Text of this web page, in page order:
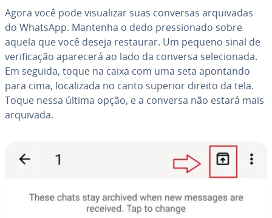
Agora você pode vi­su­a­li­zar suas conversas ar­qui­va­das
do WhatsApp. Mantenha o dedo pres­si­o­nado sobre
aquela que você deseja restaurar. Um pequeno sinal de
ve­ri­fi­ca­ção aparecerá ao lado da conversa se­le­ci­o­nada.
Em seguida, toque na caixa com uma seta apontando
para cima, lo­ca­li­zada no canto superior direito da tela.
Toque nessa última opção, e a conversa não estará mais
arquivada.